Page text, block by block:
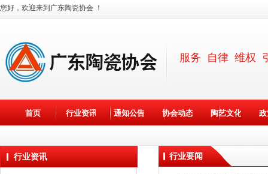
首页 行业资讯 通知公告 协会动态 陶艺文化
您好，欢迎来到广东陶瓷协会 ！
服务 自律 维权
行业要闻
行业资讯